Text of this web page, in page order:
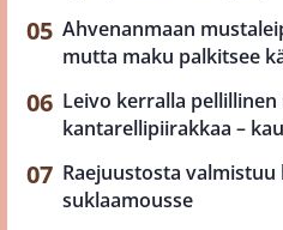
Ahvenanmaan
mutta maku palkitsee
Leivo kerralla pellillinen
kantarellipiirakkaa –
Raejuustosta
suklaamousse